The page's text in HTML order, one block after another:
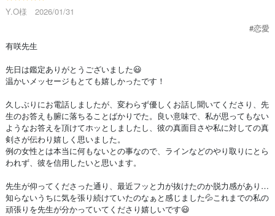
Y.O様 2026/01/31
#恋愛
有咲先生
先日は鑑定ありがとうございました😃
温かいメッセージもとても嬉しかったです！
久しぶりにお電話しましたが、変わらず優しくお話し聞いてくださり、先
生のお答えも腑に落ちることばかりでた。良い意味で、私が思ってもない
ようなお答えを頂けてホッとしましたし、彼の真面目さや私に対しての真
剣さが伝わり嬉しく思いました。
例の女性とは本当に何もないとの事なので、ラインなどのやり取りにとら
われず、彼を信用したいと思います。
先生が仰ってくださった通り、最近フッと力が抜けたのか脱力感があり…
知らないうちに気を張り続けていたのなぁと感じました💦これまでの私の
頑張りを先生が分かっていてくださり嬉しいです😃